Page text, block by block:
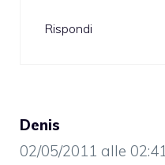
Rispondi
Denis
02/05/2011 alle 02:41